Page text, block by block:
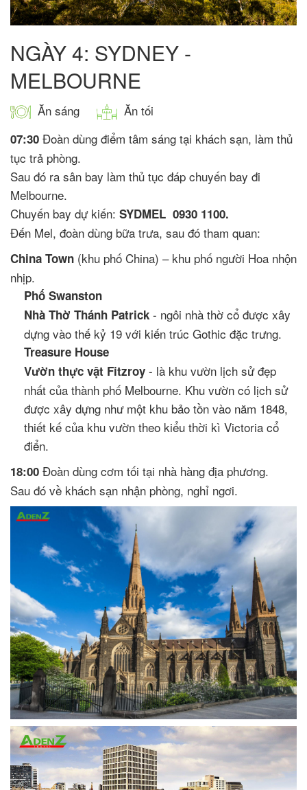
NGÀY 4: SYDNEY -
MELBOURNE
Ăn sáng Ăn tối
07:30 Đoàn dùng điểm tâm sáng tại khách sạn, làm thủ
tục trả phòng.
Sau đó ra sân bay làm thủ tục đáp chuyến bay đi
Melbourne.
Chuyến bay dự kiến: SYDMEL 0930 1100.
Đến Mel, đoàn dùng bữa trưa, sau đó tham quan:
China Town (khu phố China) – khu phố người Hoa nhộn
nhịp.
Phố Swanston
Nhà Thờ Thánh Patrick - ngôi nhà thờ cổ được xây
dựng vào thế kỷ 19 với kiến trúc Gothic đặc trưng.
Treasure House
Vườn thực vật Fitzroy - là khu vườn lịch sử đẹp
nhất của thành phố Melbourne. Khu vườn có lịch sử
được xây dựng như một khu bảo tồn vào năm 1848,
thiết kế của khu vườn theo kiểu thời kì Victoria cổ
điển.
18:00 Đoàn dùng cơm tối tại nhà hàng địa phương.
Sau đó về khách sạn nhận phòng, nghỉ ngơi.